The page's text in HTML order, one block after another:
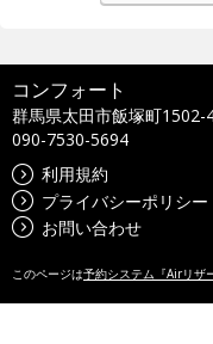
コンフォート
群馬県太田市飯塚町1502-
090-7530-5694
利用規約
プライバシーポリシー
お問い合わせ
このページは予約システム『Airリザ